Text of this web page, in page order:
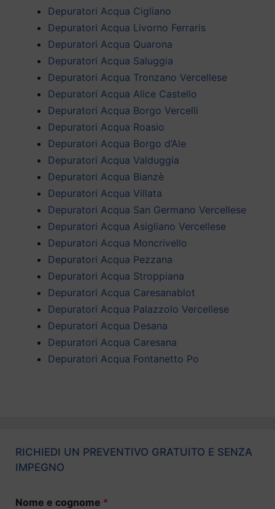
Depuratori Acqua Cigliano
Depuratori Acqua Livorno Ferraris
Depuratori Acqua Quarona
Depuratori Acqua Saluggia
Depuratori Acqua Tronzano Vercellese
Depuratori Acqua Alice Castello
Depuratori Acqua Borgo Vercelli
Depuratori Acqua Roasio
Depuratori Acqua Borgo d’Ale
Depuratori Acqua Valduggia
Depuratori Acqua Bianzè
Depuratori Acqua Villata
Depuratori Acqua San Germano Vercellese
Depuratori Acqua Asigliano Vercellese
Depuratori Acqua Moncrivello
Depuratori Acqua Pezzana
Depuratori Acqua Stroppiana
Depuratori Acqua Caresanablot
Depuratori Acqua Palazzolo Vercellese
Depuratori Acqua Desana
Depuratori Acqua Caresana
Depuratori Acqua Fontanetto Po
RICHIEDI UN PREVENTIVO GRATUITO E SENZA
IMPEGNO
Nome e cognome *